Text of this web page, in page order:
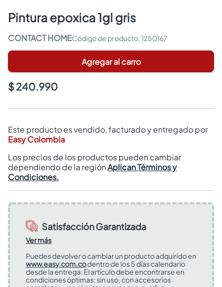
pintura epoxica 1gl gris
CONTACT HOME :1250167
Agregar al carro
$ 240.990
Este producto es vendido, facturado y entregado por
Easy Colombia
Los precios de los productos pueden cambiar
dependiendo de la regiónAplican Términos y
Condiciones.
Satisfacción Garantizada
Ver más
Puedes devolver o cambiar un producto adquirido en
www.easy.com.codentro de los 5 días calendario
desde la entrega. El artículo debe encontrarse en
condiciones óptimas: sin uso, con accesorios